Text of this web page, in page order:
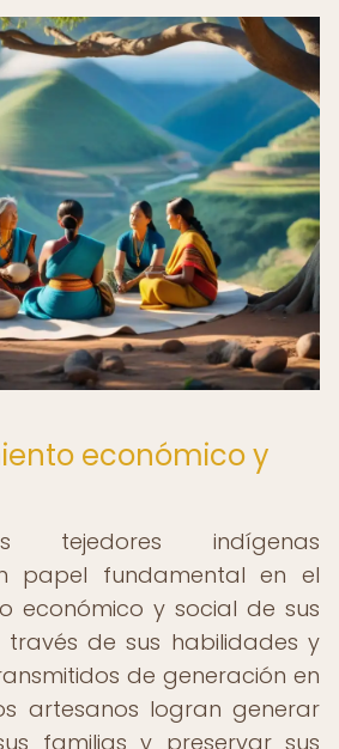
económico y
tejedores indígenas
papel fundamental en el
económico y social de sus
través de sus habilidades y
de generación en
artesanos logran generar
familias y preservar sus